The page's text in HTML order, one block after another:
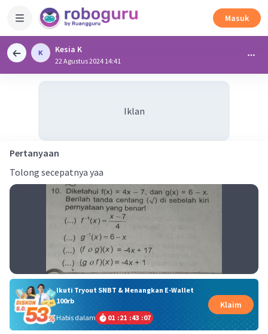
Masuk
Kesia K
22 Agustus 2024 14:41
Iklan
Pertanyaan
Tolong secepatnya yaa
Ikuti Tryout SNBT & Menangkan E-Wallet
100rb
Habis dalam
01 :21 :43 :07
Klaim